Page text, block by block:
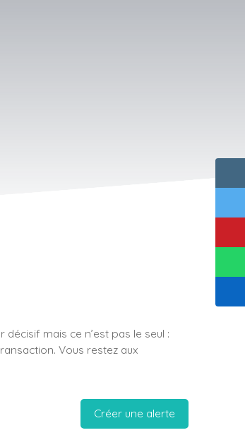
mais ce n’est pas le seul :
Vous restez aux
Créer une alerte